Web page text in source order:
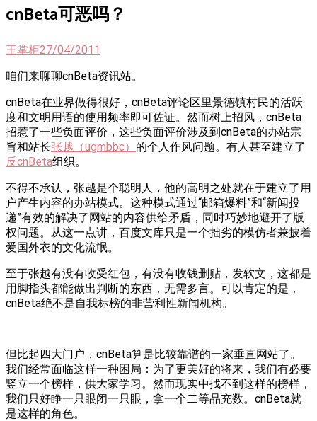
cnBeta可恶吗？
王掌柜27/04/2011
咱们来聊聊cnBeta资讯站。
cnBeta在业界做得很好，cnBeta评论区里景德镇村民的活跃
度和文明用语的使用频率即可佐证。然而树上招风，cnBeta
招惹了一些负面评价，这些负面评价涉及到cnBeta的办站宗
旨和站长张越（ugmbbc） 的个人作风问题。有人甚至建立了
反cnBeta组织。
不得不承认，张越是个聪明人，他的高明之处就在于建立了用
户产生内容的办站模式。这种模式通过“邮箱爆料”和“新闻投
递”有效的解决了网站的内容供给矛盾，同时巧妙地避开了版
权问题。从这一点讲，百度文库只是一个拙劣的模仿者兼披着
爱国外衣的文化流氓。
至于张越有没有收受红包，有没有收钱删贴，发软文，这都是
用脚指头都能做出判断的东西，无需多言。可以肯定的是，
cnBeta绝不是自我标榜的非营利性新闻机构。
但比起四大门户，cnBeta算是比较靠谱的一家垂直网站了。
我们经常面临这样一种困局：为了更美好的将来，我们有必要
竖立一个榜样，供大家学习。然而现实中找不到这样的榜样，
我们只好睁一只眼闭一只眼，拿一个二等品充数。cnBeta就
是这样的角色。